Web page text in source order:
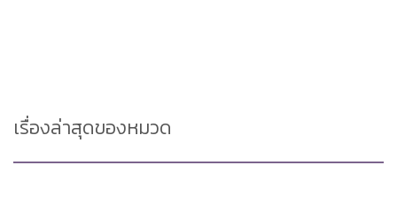
เรื่องล่าสุดของหมวด